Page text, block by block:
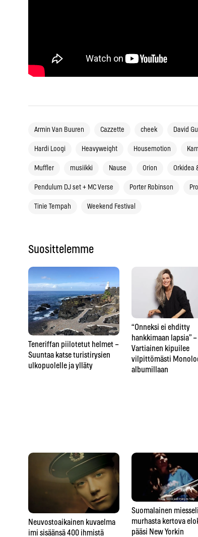
Armin Van Buuren Cazzette cheek David
Hardi Loogi Heavyweight Housemotion
Muffler musiikki Nause Orion Orkidea
Pendulum DJ set + MC Verse Porter Robinson
Tinie Tempah Weekend Festival
Suosittelemme
Teneriffan piilotetut helmet –
Suuntaa katse turistirysien
ulkopuolelle ja ylläty
Neuvostoaikainen kuvaelma
imi sisäänsä 400 ihmistä
“Onneksi ei ehditty
hankkimaan lapsia”
Vartiainen kipuilee
vilpittömästi
albumillaan
Suomalainen
murhasta kertova
pääsi New Yorkin